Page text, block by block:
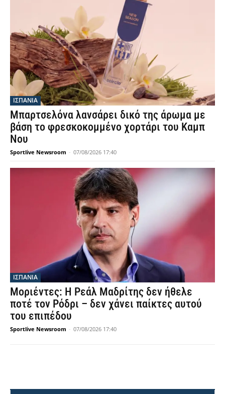
ΙΣΠΑΝΙΑ
Μπαρτσελόνα λανσάρει δικό της άρωμα με
βάση το φρεσκοκομμένο χορτάρι του Καμπ
Νου
Sportlive Newsroom - 07/08/2026 17:40
ΙΣΠΑΝΙΑ
Μοριέντες: Η Ρεάλ Μαδρίτης δεν ήθελε
ποτέ τον Ρόδρι – δεν χάνει παίκτες αυτού
του επιπέδου
Sportlive Newsroom - 07/08/2026 17:40